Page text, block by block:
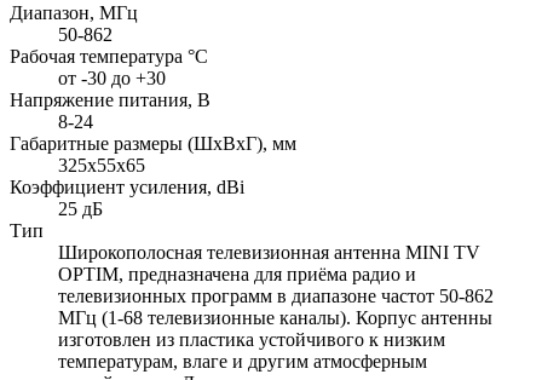
Диапазон, МГц
50-862
Рабочая температура °С
от -30 до +30
Напряжение питания, В
8-24
Габаритные размеры (ШхВхГ), мм
325х55х65
Коэффициент усиления, dBi
25 дБ
Тип
Широкополосная телевизионная антенна MINI TV
OPTIM, предназначена для приёма радио и
телевизионных программ в диапазоне частот 50-862
МГц (1-68 телевизионные каналы). Корпус антенны
изготовлен из пластика устойчивого к низким
температурам, влаге и другим атмосферным